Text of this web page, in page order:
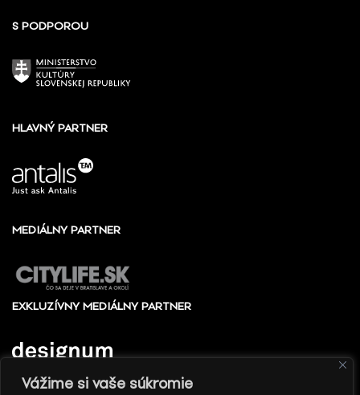
Vážime si vaše súkromie
S PODPOROU
HLAVNÝ PARTNER
MEDIÁLNY PARTNER
EXKLUZÍVNY MEDIÁLNY PARTNER